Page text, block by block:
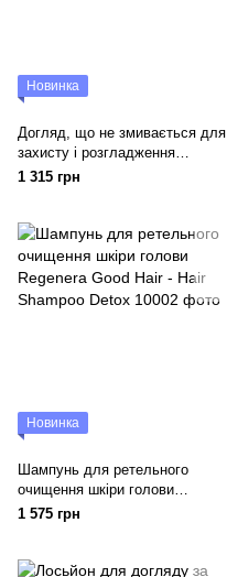
Новинка
Догляд, що не змивається для
захисту і розгладження
волосся Mediceuticals Defend™
1 315 грн
Новинка
Шампунь для ретельного
очищення шкіри голови
Regenera Good Hair - Hair
1 575 грн